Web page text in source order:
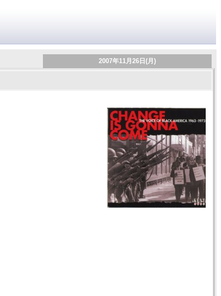
2007年11月26日(月)